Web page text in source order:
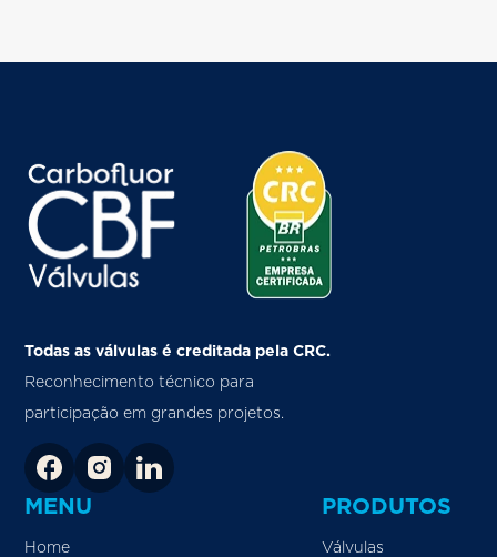
Todas as válvulas é creditada pela CRC.
Reconhecimento técnico para
participação em grandes projetos.
MENU
Home
PRODUTOS
Válvulas